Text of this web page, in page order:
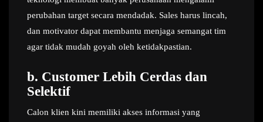
perubahan target secara mendadak. Sales harus lincah,
dan motivator dapat membantu menjaga semangat tim
agar tidak mudah goyah oleh ketidakpastian.
b. Customer Lebih Cerdas dan
Selektif
Calon klien kini memiliki akses informasi yang